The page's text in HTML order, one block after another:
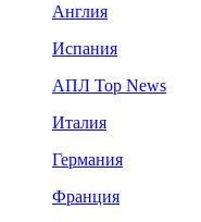
Англия
Испания
АПЛ Top News
Италия
Германия
Франция